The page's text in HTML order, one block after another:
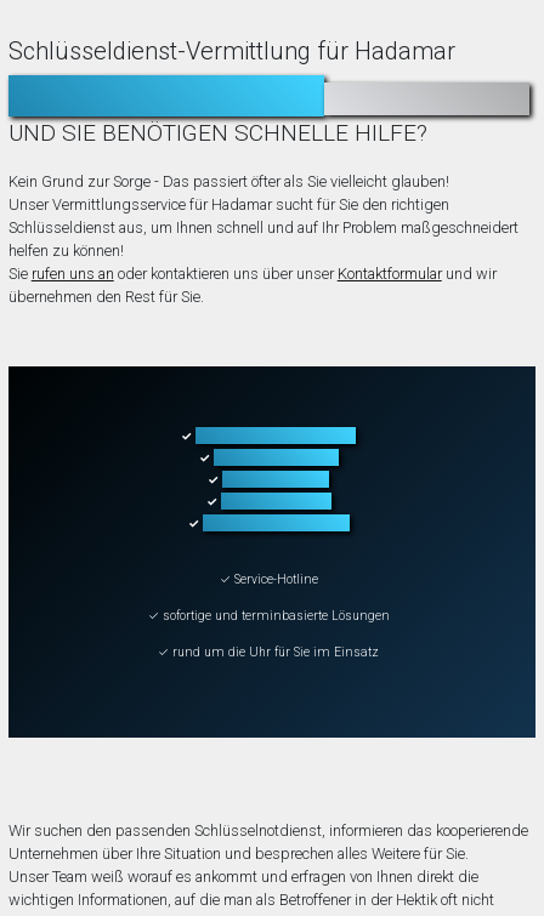
Schlüsseldienst-Vermittlung für Hadamar
TÜR ZUGEFALLEN?
UND SIE BENÖTIGEN SCHNELLE HILFE?
Kein Grund zur Sorge - Das passiert öfter als Sie vielleicht glauben!
Unser Vermittlungsservice für Hadamar sucht für Sie den richtigen
Schlüsseldienst aus, um Ihnen schnell und auf Ihr Problem maßgeschneidert
helfen zu können!
Sie rufen uns an oder kontaktieren uns über unser Kontaktformularund wir
übernehmen den Rest für Sie.
✓
✓
✓
✓
✓
✓ Service-Hotline
✓ sofortige und terminbasierte Lösungen
✓ rund um die Uhr für Sie im Einsatz
Wir suchen den passenden Schlüsselnotdienst, informieren das kooperierende
Unternehmen über Ihre Situation und besprechen alles Weitere für Sie.
Unser Team weiß worauf es ankommt und erfragen von Ihnen direkt die
wichtigen Informationen, auf die man als Betroffener in der Hektik oft nicht